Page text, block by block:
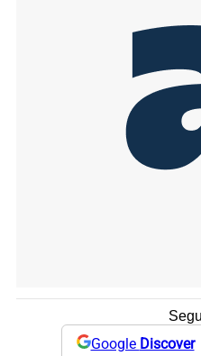
Google Discover